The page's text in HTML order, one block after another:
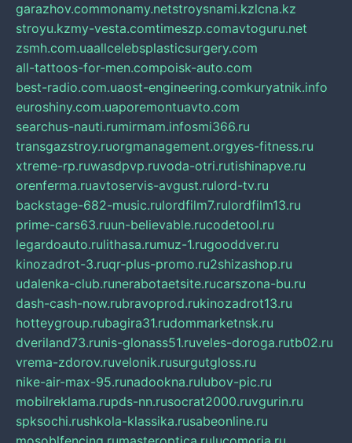
garazhov.commonamy.netstroysnami.kzlcna.kz
stroyu.kzmy-vesta.comtimeszp.comavtoguru.net
zsmh.com.uaallcelebsplasticsurgery.com
all-tattoos-for-men.compoisk-auto.com
best-radio.com.uaost-engineering.comkuryatnik.info
euroshiny.com.uaporemontuavto.com
searchus-nauti.rumirmam.infosmi366.ru
transgazstroy.ruorgmanagement.orgyes-fitness.ru
xtreme-rp.ruwasdpvp.ruvoda-otri.rutishinapve.ru
orenferma.ruavtoservis-avgust.rulord-tv.ru
backstage-682-music.rulordfilm7.rulordfilm13.ru
prime-cars63.ruun-believable.rucodetool.ru
legardoauto.rulithasa.rumuz-1.rugooddver.ru
kinozadrot-3.ruqr-plus-promo.ru2shizashop.ru
udalenka-club.runerabotaetsite.rucarszona-bu.ru
dash-cash-now.rubravoprod.rukinozadrot13.ru
hotteygroup.rubagira31.rudommarketnsk.ru
dveriland73.runis-glonass51.ruveles-doroga.rutb02.ru
vrema-zdorov.ruvelonik.rusurgutgloss.ru
nike-air-max-95.runadookna.rulubov-pic.ru
mobilreklama.rupds-nn.rusocrat2000.ruvgurin.ru
spksochi.rushkola-klassika.rusabeonline.ru